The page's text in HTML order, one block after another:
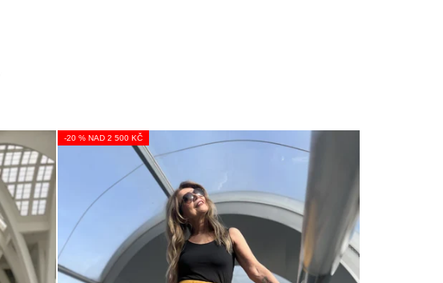
-20 % NAD 2 500 KČ